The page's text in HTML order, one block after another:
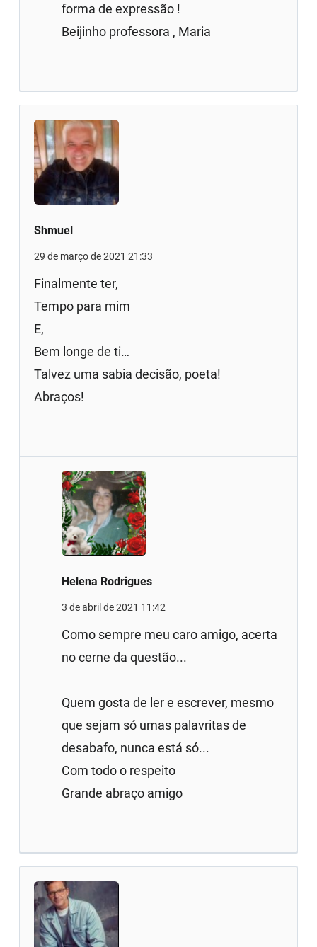
forma de expressão !
Beijinho professora , Maria
Shmuel
29 de março de 2021 21:33
Finalmente ter,
Tempo para mim
E,
Bem longe de ti…
Talvez uma sabia decisão, poeta!
Abraços!
Helena Rodrigues
3 de abril de 2021 11:42
Como sempre meu caro amigo, acerta
no cerne da questão...
Quem gosta de ler e escrever, mesmo
que sejam só umas palavritas de
desabafo, nunca está só...
Com todo o respeito
Grande abraço amigo